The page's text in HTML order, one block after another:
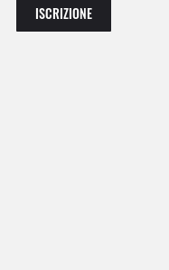
ISCRIZIONE